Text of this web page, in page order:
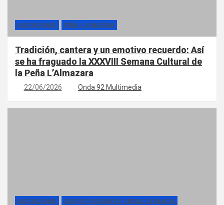
ASOCIACIONES PEÑA L´ALMAZARA
Tradición, cantera y un emotivo recuerdo: Así
se ha fraguado la XXXVIII Semana Cultural de
la Peña L’Almazara
22/06/2026 Onda 92 Multimedia
ASOCIACIONES GRUPO ETNOGRÁFICO VERGEL DE MURCIA